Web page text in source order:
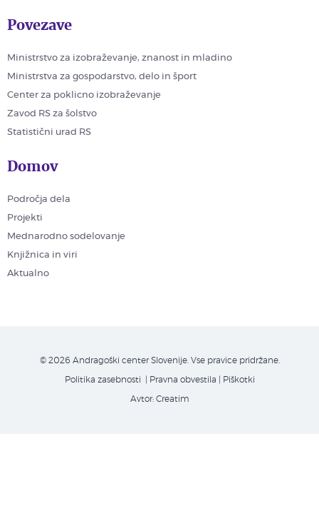
Povezave
Ministrstvo za izobraževanje, znanost in mladino
Ministrstva za gospodarstvo, delo in šport
Center za poklicno izobraževanje
Zavod RS za šolstvo
Statistični urad RS
Domov
Področja dela
Projekti
Mednarodno sodelovanje
Knjižnica in viri
Aktualno
© 2026 Andragoški center Slovenije. Vse pravice pridržane.
Politika zasebnosti | Pravna obvestila Piškotki
Avtor: Creatim